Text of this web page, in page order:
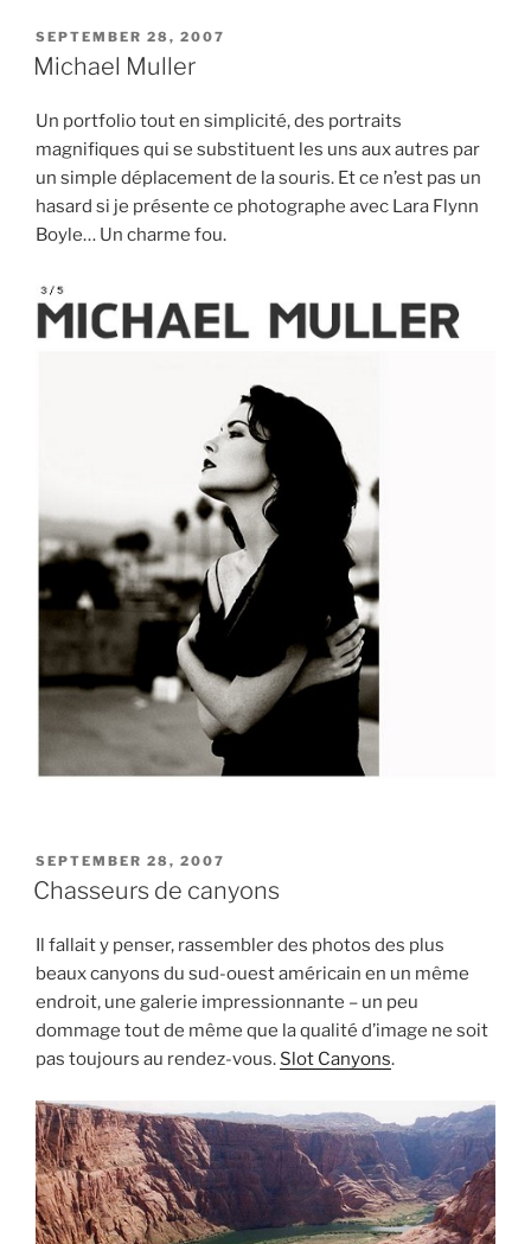
POSTED
ON
SEPTEMBER 28, 2007
Michael Muller
Un portfolio tout en simplicité, des portraits
magnifiques qui se substituent les uns aux autres par
un simple déplacement de la souris. Et ce n’est pas un
hasard si je présente ce photographe avec Lara Flynn
Boyle… Un charme fou.
POSTED
ON
SEPTEMBER 28, 2007
Chasseurs de canyons
Il fallait y penser, rassembler des photos des plus
beaux canyons du sud-ouest américain en un même
endroit, une galerie impressionnante – un peu
dommage tout de même que la qualité d’image ne soit
pas toujours au rendez-vous. Slot Canyons.